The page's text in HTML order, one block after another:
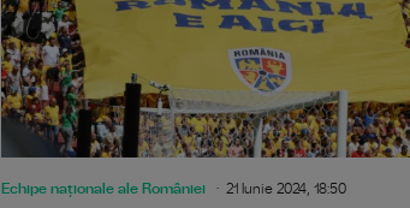
Echipe naționale ale României 21 Iunie 2024, 18:50